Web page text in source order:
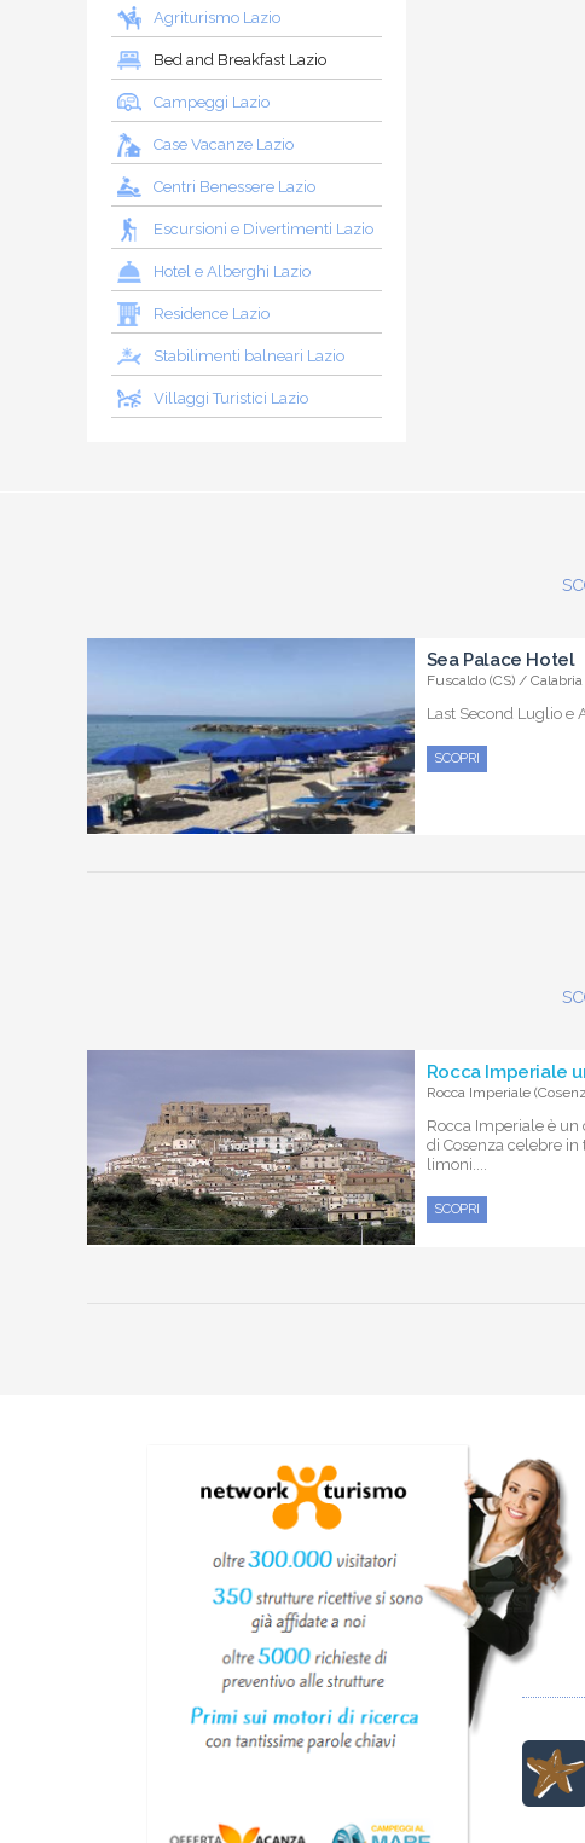
Agriturismo Lazio
Bed and Breakfast Lazio
Campeggi Lazio
Case Vacanze Lazio
Centri Benessere Lazio
Escursioni e Divertimenti Lazio
Hotel e Alberghi Lazio
Residence Lazio
Stabilimenti balneari Lazio
Villaggi Turistici Lazio
Sea Palace Hotel
Fuscaldo (CS) / Calabria
Last Second Luglio e
SCOPRI
Rocca Imperiale
Rocca Imperiale
Rocca Imperiale è
di Cosenza celebre in
limoni....
SCOPRI